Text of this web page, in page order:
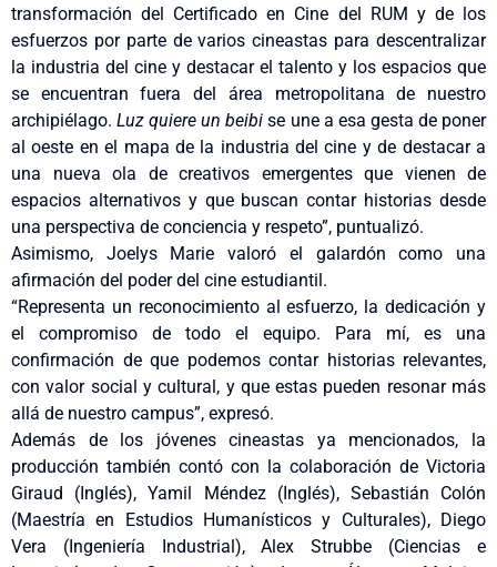
transformación del Certificado en Cine del RUM y de los
esfuerzos por parte de varios cineastas para descentralizar
la industria del cine y destacar el talento y los espacios que
se encuentran fuera del área metropolitana de nuestro
archipiélago.Luz quiere un beibise une a esa gesta de poner
al oeste en el mapa de la industria del cine y de destacar a
una nueva ola de creativos emergentes que vienen de
espacios alternativos y que buscan contar historias desde
una perspectiva de conciencia y respeto”, puntualizó.
Asimismo, Joelys Marie valoró el galardón como una
afirmación del poder del cine estudiantil.
“Representa un reconocimiento al esfuerzo, la dedicación y
el compromiso de todo el equipo. Para mí, es una
confirmación de que podemos contar historias relevantes,
con valor social y cultural, y que estas pueden resonar más
allá de nuestro campus”, expresó.
Además de los jóvenes cineastas ya mencionados, la
producción también contó con la colaboración de Victoria
Giraud (Inglés), Yamil Méndez (Inglés), Sebastián Colón
(Maestría en Estudios Humanísticos y Culturales), Diego
Vera (Ingeniería Industrial), Alex Strubbe (Ciencias e